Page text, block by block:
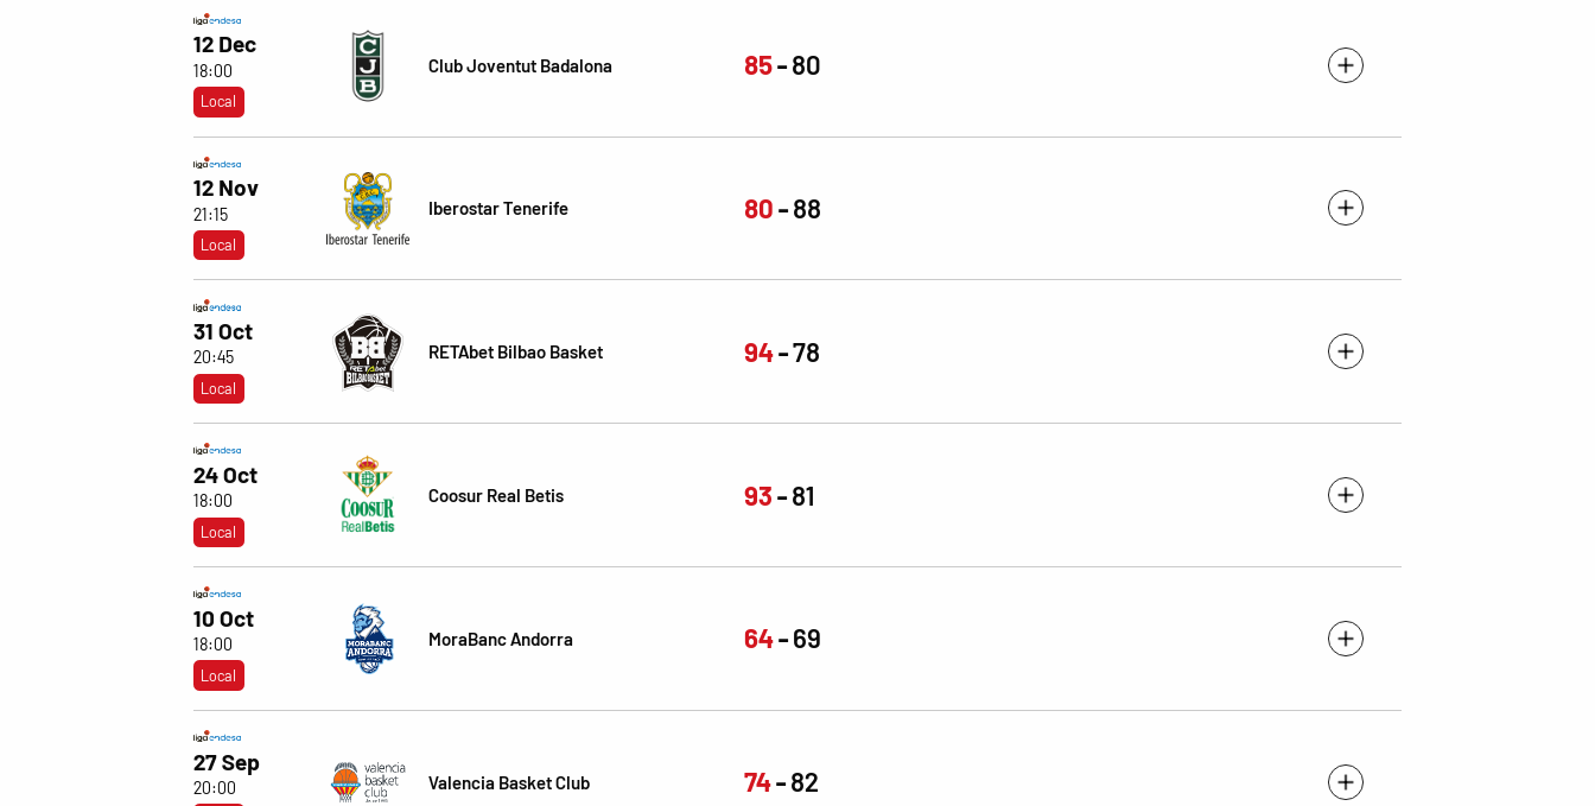
12 Dec
18:00
Local
Club Joventut Badalona 85 80
12 Nov
21:15
Local
Iberostar Tenerife 80 88
31 Oct
20:45
Local
RETAbet Bilbao Basket 94 78
24 Oct
18:00
Local
Coosur Real Betis 93 81
10 Oct
18:00
Local
MoraBanc Andorra 64 69
27 Sep
20:00 Valencia Basket Club 74 82